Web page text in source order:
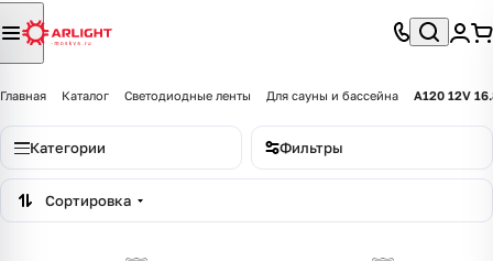
Главная Каталог Светодиодные ленты Для сауны и бассейна A120 12V
Категории Фильтры
Сортировка